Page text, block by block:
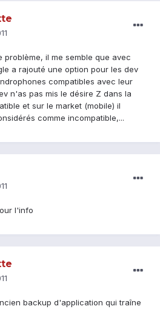
il me semble que avec
a rajouté une option pour les dev
compatibles avec leur
n'as pas mis le désire Z dans la
et sur le market (mobile) il
comme incompatible,...
l'info
backup d'application qui traîne